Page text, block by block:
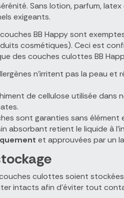
Sans lotion, parfum,
exigeants.
BB Happy sont
cosmétiques). Ceci est
des couches culottes BB
n'irritent pas la peau
de cellulose utilisée dans
sont garanties sans
absorbant retient le liquide à
et approuvées par un
culottes soient
intacts afin d'éviter tout